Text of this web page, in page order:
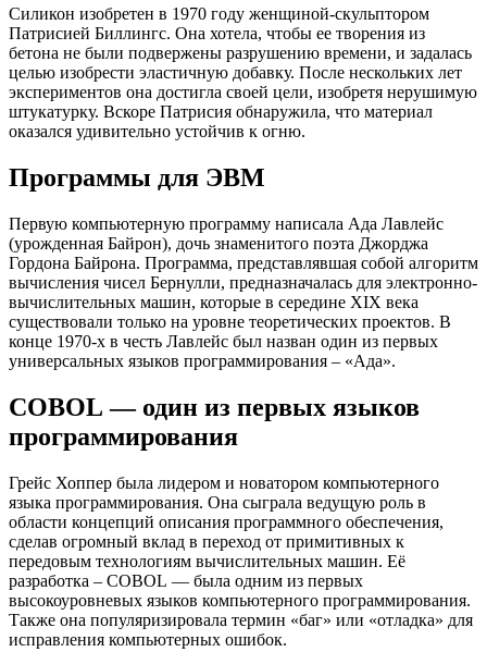
Силикон изобретен в 1970 году женщиной-скульптором
Патрисией Биллингс. Она хотела, чтобы ее творения из
бетона не были подвержены разрушению времени, и задалась
целью изобрести эластичную добавку. После нескольких лет
экспериментов она достигла своей цели, изобретя нерушимую
штукатурку. Вскоре Патрисия обнаружила, что материал
оказался удивительно устойчив к огню.
Программы для ЭВМ
Первую компьютерную программу написала Ада Лавлейс
(урожденная Байрон), дочь знаменитого поэта Джорджа
Гордона Байрона. Программа, представлявшая собой алгоритм
вычисления чисел Бернулли, предназначалась для электронно-
вычислительных машин, которые в середине XIX века
существовали только на уровне теоретических проектов. В
конце 1970-х в честь Лавлейс был назван один из первых
универсальных языков программирования – «Ада».
COBOL — один из первых языков
программирования
Грейс Хоппер была лидером и новатором компьютерного
языка программирования. Она сыграла ведущую роль в
области концепций описания программного обеспечения,
сделав огромный вклад в переход от примитивных к
передовым технологиям вычислительных машин. Её
разработка – COBOL — была одним из первых
высокоуровневых языков компьютерного программирования.
Также она популяризировала термин «баг» или «отладка» для
исправления компьютерных ошибок.